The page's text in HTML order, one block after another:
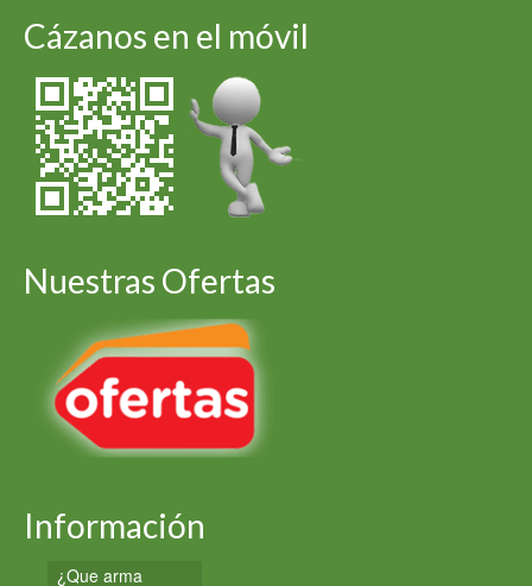
Cázanos en el móvil
Nuestras Ofertas
Información
¿Que arma